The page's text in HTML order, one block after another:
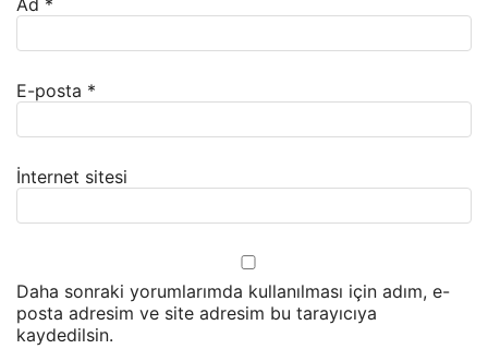
Ad *
E-posta *
İnternet sitesi
Daha sonraki yorumlarımda kullanılması için adım, e-
posta adresim ve site adresim bu tarayıcıya
kaydedilsin.